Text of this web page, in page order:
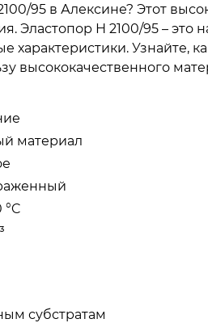
95 в Алексине? Этот
Эластопор Н 2100/95 –
характеристики. Узнайте,
высококачественного
материал
°C
субстратам